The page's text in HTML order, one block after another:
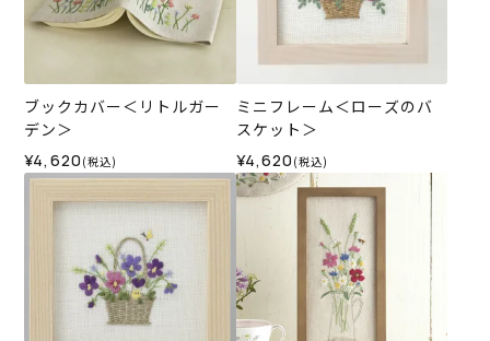
ブックカバー＜リトルガー
デン＞
¥4,620 (税込)
ミニフレーム＜ローズのバ
スケット＞
¥4,620 (税込)